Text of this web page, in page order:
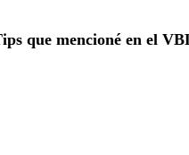
que mencioné en el